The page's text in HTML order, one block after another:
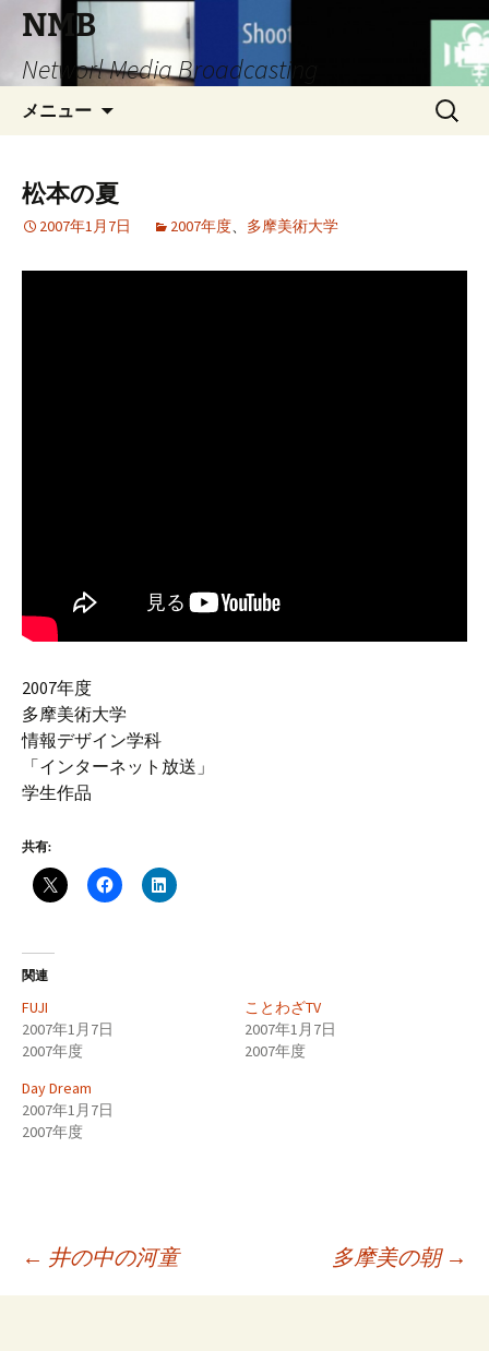
ン
NMB
Networl Media Broadcasting
メニュー
検
索:
松本の夏
2007年1月7日 2007年度、 多摩美術大学
2007年度
多摩美術大学
情報デザイン学科
「インターネット放送」
学生作品
共有:
関連
FUJI
2007年1月7日
2007年度
ことわざTV
2007年1月7日
2007年度
Day Dream
2007年1月7日
2007年度
投
← 井の中の河童 多摩美の朝 →